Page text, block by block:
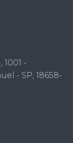
-
- SP, 18658-